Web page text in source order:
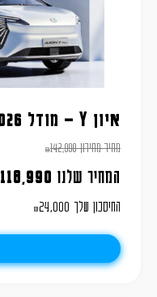
איון Y – מודל 2026
מחיר מחירון ₪142,990
המחיר שלנו 118,990
החיסכון שלך ₪24,000